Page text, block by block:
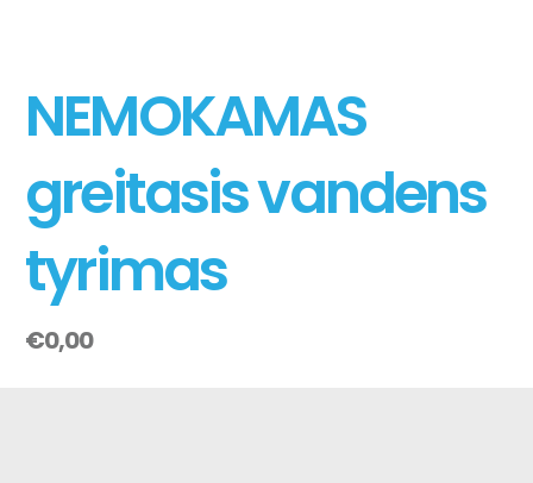
NEMOKAMAS
greitasis vandens
tyrimas
€0,00